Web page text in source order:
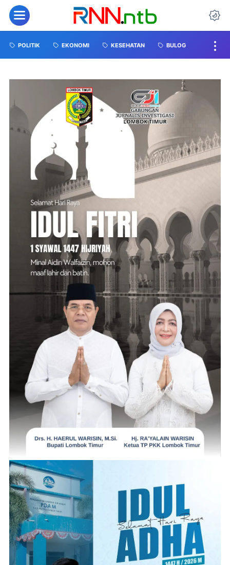
POLITIK EKONOMI KESEHATAN BULOG